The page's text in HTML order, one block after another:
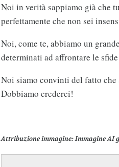
Noi in verità sappiamo già che tu
perfettamente che non sei
Noi, come te, abbiamo un
determinati ad affrontare le
Noi siamo convinti del fatto che
Dobbiamo crederci!
Attribuzione immagine: Immagine AI